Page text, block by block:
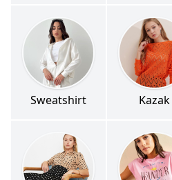
Sweatshirt Kazak